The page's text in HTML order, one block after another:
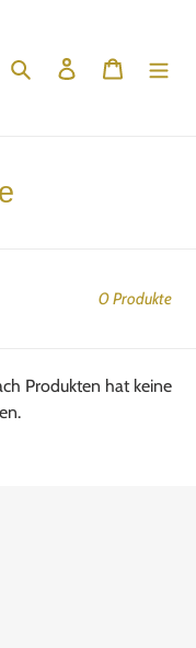
Suchen Einloggen
0 Produkte
Produkten hat keine